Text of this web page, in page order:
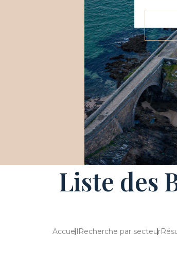
Liste des
AccueilRecherche par secteur